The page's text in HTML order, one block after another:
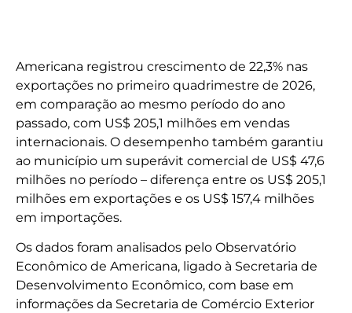
Americana registrou crescimento de 22,3% nas
exportações no primeiro quadrimestre de 2026,
em comparação ao mesmo período do ano
passado, com US$ 205,1 milhões em vendas
internacionais. O desempenho também garantiu
ao município um superávit comercial de US$ 47,6
milhões no período – diferença entre os US$ 205,1
milhões em exportações e os US$ 157,4 milhões
em importações.
Os dados foram analisados pelo Observatório
Econômico de Americana, ligado à Secretaria de
Desenvolvimento Econômico, com base em
informações da Secretaria de Comércio Exterior